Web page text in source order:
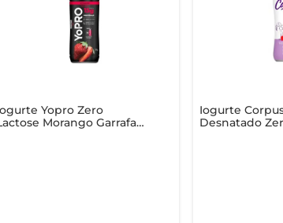
Yopro Zero
Morango Garrafa
Iogurte
Desnatado